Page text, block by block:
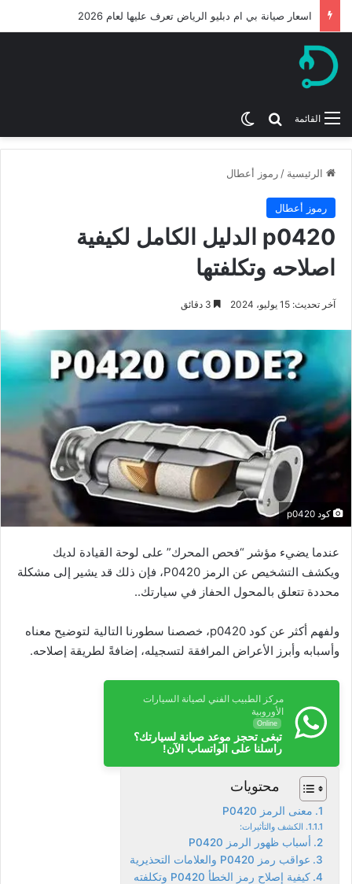
اسعار صيانة بي ام دبليو الرياض تعرف عليها لعام 2026
القائمة بحث عن
الرئيسية / رموز أعطال
رموز أعطال
p0420 الدليل الكامل لكيفية
اصلاحه وتكلفتها
آخر تحديث: 15 يوليو، 2024
كود p0420
عندما يضيء مؤشر “فحص المحرك” على لوحة القيادة لديك
ويكشف التشخيص عن الرمز P0420، فإن ذلك قد يشير إلى مشكلة
محددة تتعلق بالمحول الحفاز في سيارتك..
ولفهم أكثر عن كود p0420، خصصنا سطورنا التالية لتوضيح معناه
وأسبابه وأبرز الأعراض المرافقة لتسجيله، إضافةً لطريقة إصلاحه.
مركز الطبيب الفني لصيانة السيارات
الأوروبية
Online
تبغى تحجز موعد صيانة لسيارتك؟
راسلنا على الواتساب الآن!
محتويات
معنى الرمز P0420
الكشف والتأثيرات:
أسباب ظهور الرمز P0420
عواقب رمز P0420 والعلامات التحذيرية
كيفية إصلاح رمز الخطأ P0420 وتكلفته